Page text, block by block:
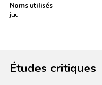
Noms utilisés
juc
Études critiques